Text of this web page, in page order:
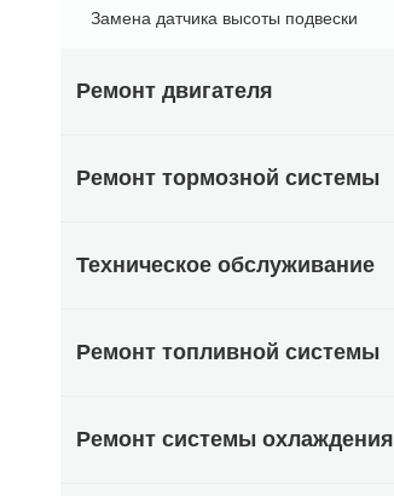
Замена датчика высоты подвески
Ремонт двигателя
Ремонт тормозной системы
Техническое обслуживание
Ремонт топливной системы
Ремонт системы охлаждения